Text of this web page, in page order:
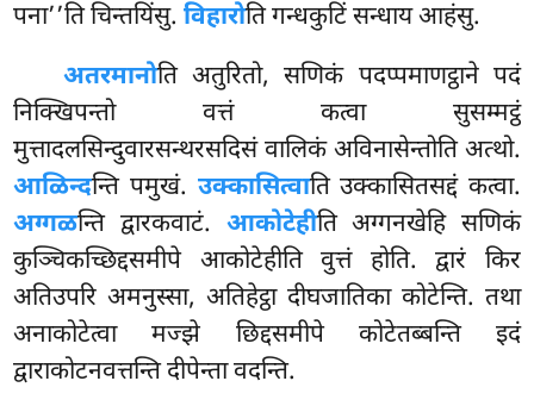
पना’’ति चिन्तयिंसु.विहारोति गन्धकुटिं सन्धाय आहंसु.
अतरमानोति अतुरितो, सणिकं पदप्पमाणट्ठाने पदं
निक्खिपन्तो वत्तं कत्वा सुसम्मट्ठं
मुत्तादलसिन्दुवारसन्थरसदिसं वालिकं अविनासेन्तोति अत्थो.
आळिन्दन्ति पमुखं. उक्कासित्वाति उक्कासितसद्दं कत्वा.
अग्गळन्ति द्वारकवाटं. आकोटेहीति अग्गनखेहि सणिकं
कुञ्चिकच्छिद्दसमीपे आकोटेहीति वुत्तं होति. द्वारं किर
अतिउपरि अमनुस्सा, अतिहेट्ठा दीघजातिका कोटेन्ति. तथा
अनाकोटेत्वा मज्झे छिद्दसमीपे कोटेतब्बन्ति इदं
द्वाराकोटनवत्तन्ति दीपेन्ता वदन्ति.